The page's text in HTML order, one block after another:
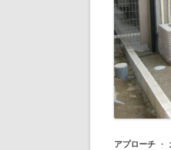
アプローチ ・